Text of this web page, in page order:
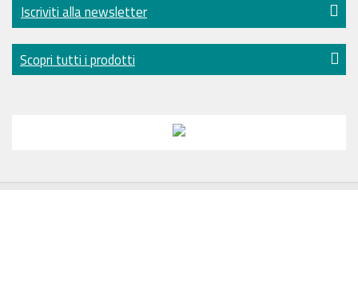
Iscriviti alla newsletter
Scopri tutti i prodotti